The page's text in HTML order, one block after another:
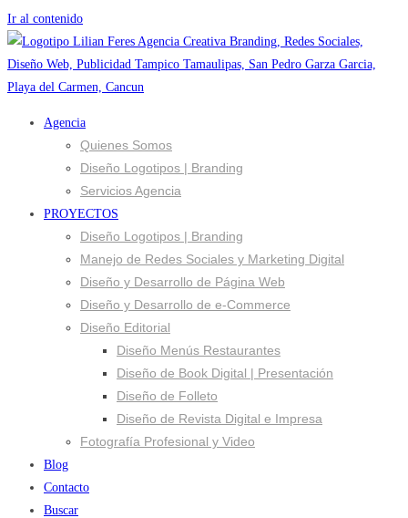
Ir al contenido
Agencia
Quienes Somos
Diseño Logotipos | Branding
Servicios Agencia
PROYECTOS
Diseño Logotipos | Branding
Manejo de Redes Sociales y Marketing Digital
Diseño y Desarrollo de Página Web
Diseño y Desarrollo de e-Commerce
Diseño Editorial
Diseño Menús Restaurantes
Diseño de Book Digital | Presentación
Diseño de Folleto
Diseño de Revista Digital e Impresa
Fotografía Profesional y Video
Blog
Contacto
Buscar